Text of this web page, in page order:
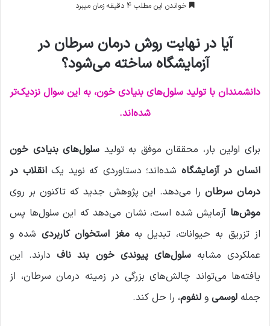
ا
ی
م
ل
خواندن این مطلب 4 دقیقه زمان میبرد
آیا در نهایت روش درمان سرطان در
آزمایشگاه ساخته می‌شود؟
دانشمندان با تولید سلول‌های بنیادی خون، به این سوال نزدیک‌تر
شده‌اند.
برای اولین بار، محققان موفق به تولید سلول‌های بنیادی خون
انسان در آزمایشگاه شده‌اند؛ دستاوردی که نوید یکانقلاب در
درمان سرطانرا می‌دهد. این پژوهش جدید که تاکنون بر روی
موش‌ها آزمایش شده است، نشان می‌دهد که این سلول‌ها پس
از تزریق به حیوانات، تبدیل بهمغز استخوان کاربردی شده و
عملکردی مشابهسلول‌های پیوندی خون بند نافدارند. این
یافته‌ها می‌تواند چالش‌های بزرگی در زمینه درمان سرطان، از
جمله لوسمی و لنفوم، را حل کند.